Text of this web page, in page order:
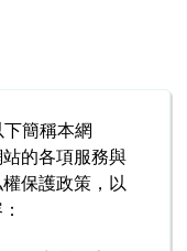
簡稱本網
的各項服務與
保護政策，以